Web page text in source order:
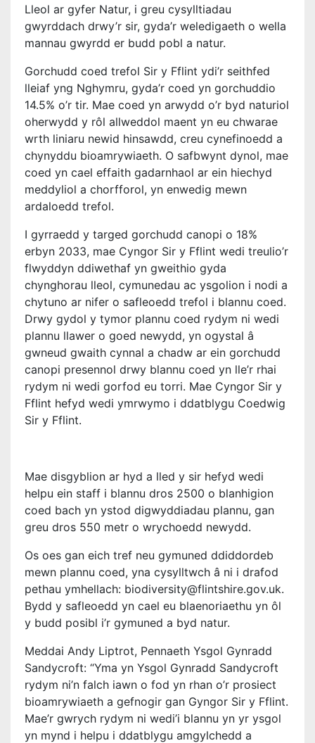
Lleol ar gyfer Natur, i greu cysylltiadau
gwyrddach drwy’r sir, gyda’r weledigaeth o wella
mannau gwyrdd er budd pobl a natur.
Gorchudd coed trefol Sir y Fflint ydi’r seithfed
lleiaf yng Nghymru, gyda’r coed yn gorchuddio
14.5% o’r tir. Mae coed yn arwydd o’r byd naturiol
oherwydd y rôl allweddol maent yn eu chwarae
wrth liniaru newid hinsawdd, creu cynefinoedd a
chynyddu bioamrywiaeth. O safbwynt dynol, mae
coed yn cael effaith gadarnhaol ar ein hiechyd
meddyliol a chorfforol, yn enwedig mewn
ardaloedd trefol.
I gyrraedd y targed gorchudd canopi o 18%
erbyn 2033, mae Cyngor Sir y Fflint wedi treulio’r
flwyddyn ddiwethaf yn gweithio gyda
chynghorau lleol, cymunedau ac ysgolion i nodi a
chytuno ar nifer o safleoedd trefol i blannu coed.
Drwy gydol y tymor plannu coed rydym ni wedi
plannu llawer o goed newydd, yn ogystal â
gwneud gwaith cynnal a chadw ar ein gorchudd
canopi presennol drwy blannu coed yn lle’r rhai
rydym ni wedi gorfod eu torri. Mae Cyngor Sir y
Fflint hefyd wedi ymrwymo i ddatblygu Coedwig
Sir y Fflint.
Mae disgyblion ar hyd a lled y sir hefyd wedi
helpu ein staff i blannu dros 2500 o blanhigion
coed bach yn ystod digwyddiadau plannu, gan
greu dros 550 metr o wrychoedd newydd.
Os oes gan eich tref neu gymuned ddiddordeb
mewn plannu coed, yna cysylltwch â ni i drafod
pethau ymhellach: biodiversity@flintshire.gov.uk.
Bydd y safleoedd yn cael eu blaenoriaethu yn ôl
y budd posibl i’r gymuned a byd natur.
Meddai Andy Liptrot, Pennaeth Ysgol Gynradd
Sandycroft: “Yma yn Ysgol Gynradd Sandycroft
rydym ni’n falch iawn o fod yn rhan o’r prosiect
bioamrywiaeth a gefnogir gan Gyngor Sir y Fflint.
Mae’r gwrych rydym ni wedi’i blannu yn yr ysgol
yn mynd i helpu i ddatblygu amgylchedd a